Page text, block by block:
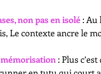
non pas en isolé : Au
Le contexte ancre le
: Plus